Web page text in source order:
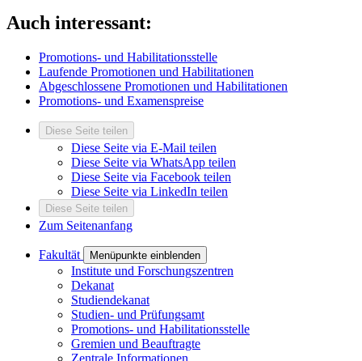
Auch interessant:
Promotions- und Habilitationsstelle
Laufende Promotionen und Habilitationen
Abgeschlossene Promotionen und Habilitationen
Promotions- und Examenspreise
Diese Seite teilen
Diese Seite via E-Mail teilen
Diese Seite via WhatsApp teilen
Diese Seite via Facebook teilen
Diese Seite via LinkedIn teilen
Diese Seite teilen
Zum Seitenanfang
Fakultät Menüpunkte einblenden
Institute und Forschungszentren
Dekanat
Studiendekanat
Studien- und Prüfungsamt
Promotions- und Habilitationsstelle
Gremien und Beauftragte
Zentrale Informationen